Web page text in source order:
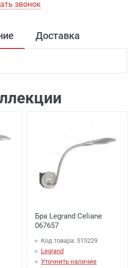
звонок
Доставка
100 рублей (самовывоз
Бра Legrand Celiane
067657
Код товара: 515229
Legrand
Уточнить наличие